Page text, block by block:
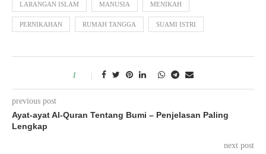
LARANGAN ISLAM MANUSIA MENIKAH
PERNIKAHAN RUMAH TANGGA SUAMI ISTRI
1
previous post
Ayat-ayat Al-Quran Tentang Bumi – Penjelasan Paling
Lengkap
next post